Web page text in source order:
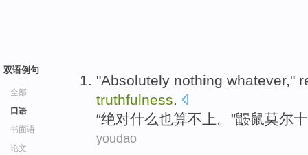
双语例句
全部
口语
书面语
论文
"Absolutely nothing whatever,"
truthfulness.
“绝对什么也算不上。”鼹鼠莫尔
youdao